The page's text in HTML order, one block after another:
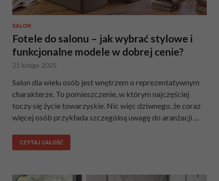
SALON
Fotele do salonu – jak wybrać stylowe i
funkcjonalne modele w dobrej cenie?
21 lutego 2025
Salon dla wielu osób jest wnętrzem o reprezentatywnym
charakterze. To pomieszczenie, w którym najczęściej
toczy się życie towarzyskie. Nic więc dziwnego, że coraz
więcej osób przykłada szczególną uwagę do aranżacji …
CZYTAJ CAŁOŚĆ